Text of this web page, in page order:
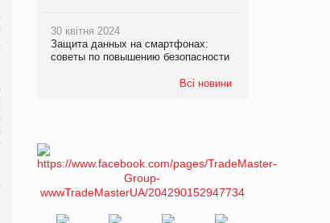
30 квітня 2024
Защита данных на смартфонах:
советы по повышению безопасности
Всі новини